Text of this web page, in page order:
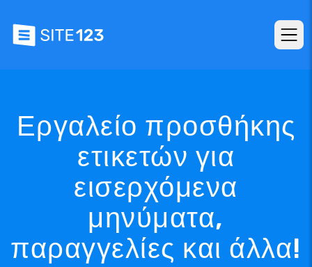
Εργαλείο προσθήκης
ετικετών για
εισερχόμενα
μηνύματα,
παραγγελίες και άλλα!